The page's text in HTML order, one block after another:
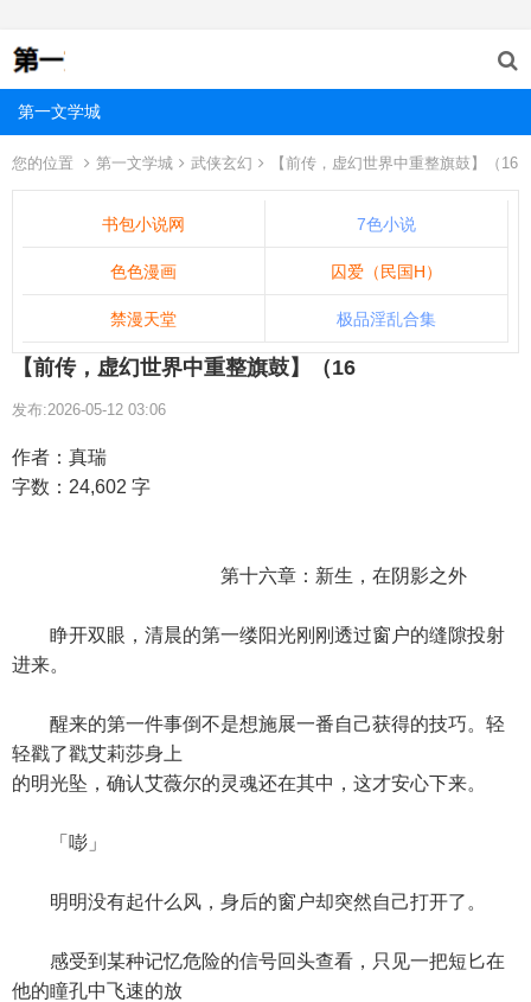
第一文学城
您的位置 第一文学城 武侠玄幻 【前传，虚幻世界中重整旗鼓】（16
书包小说网 7色小说
色色漫画 囚爱（民国H）
禁漫天堂 极品淫乱合集
【前传，虚幻世界中重整旗鼓】（16
发布:2026-05-12 03:06
作者：真瑞
字数：24,602 字
第十六章：新生，在阴影之外
睁开双眼，清晨的第一缕阳光刚刚透过窗户的缝隙投射
进来。
醒来的第一件事倒不是想施展一番自己获得的技巧。轻
轻戳了戳艾莉莎身上
的明光坠，确认艾薇尔的灵魂还在其中，这才安心下来。
「嘭」
明明没有起什么风，身后的窗户却突然自己打开了。
感受到某种记忆危险的信号回头查看，只见一把短匕在
他的瞳孔中飞速的放